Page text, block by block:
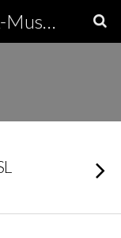
Olivers virtuelles PDA-Museum